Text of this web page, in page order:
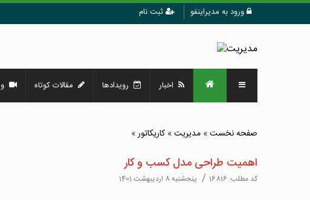
ورود به مدیراینفو ثبت نام
اخبار رویدادها مقالات کوتاه
صفحه نخست» مدیریت» کاریکاتور»
اهمیت طراحی مدل کسب و کار
کد مطلب: 16816
/ پنجشنبه 8 اردیبهشت 1401